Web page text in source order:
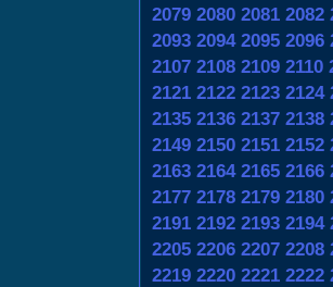
2079 2080 2081 2082
2093 2094 2095 2096
2107 2108 2109 2110
2121 2122 2123 2124
2135 2136 2137 2138
2149 2150 2151 2152
2163 2164 2165 2166
2177 2178 2179 2180
2191 2192 2193 2194
2205 2206 2207 2208
2219 2220 2221 2222